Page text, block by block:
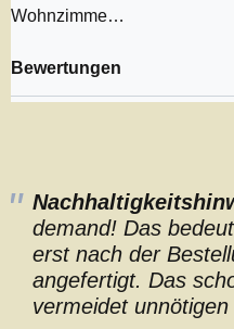
Wohnzimme…
Bewertungen
demand! Das
erst nach der
angefertigt. Das
vermeidet unnötigen